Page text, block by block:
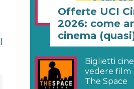
Offerte UCI
2026: come
cinema
Biglietti
vedere film
The Space